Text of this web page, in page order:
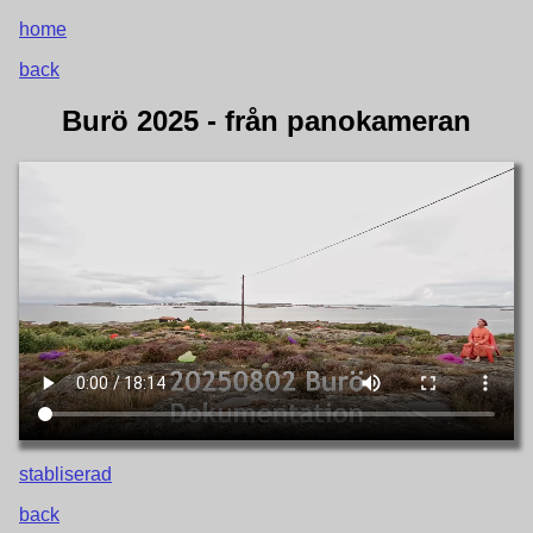
home
back
Burö 2025 - från panokameran
stabliserad
back